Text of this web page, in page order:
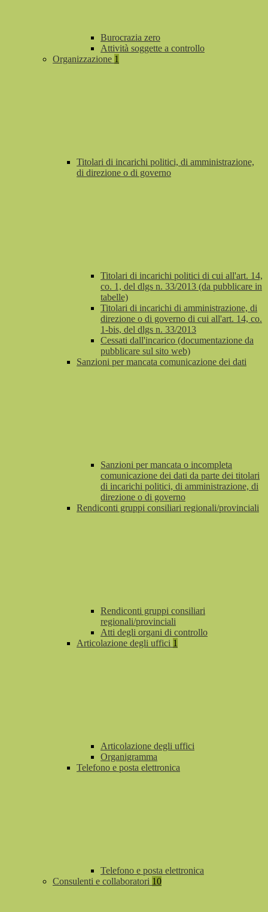
Burocrazia zero
Attività soggette a controllo
Organizzazione 1
Titolari di incarichi politici, di amministrazione,
di direzione o di governo
Titolari di incarichi politici di cui all'art. 14,
co. 1, del dlgs n. 33/2013 (da pubblicare in
tabelle)
Titolari di incarichi di amministrazione, di
direzione o di governo di cui all'art. 14, co.
1-bis, del dlgs n. 33/2013
Cessati dall'incarico (documentazione da
pubblicare sul sito web)
Sanzioni per mancata comunicazione dei dati
Sanzioni per mancata o incompleta
comunicazione dei dati da parte dei titolari
di incarichi politici, di amministrazione, di
direzione o di governo
Rendiconti gruppi consiliari regionali/provinciali
Rendiconti gruppi consiliari
regionali/provinciali
Atti degli organi di controllo
Articolazione degli uffici 1
Articolazione degli uffici
Organigramma
Telefono e posta elettronica
Telefono e posta elettronica
Consulenti e collaboratori 10